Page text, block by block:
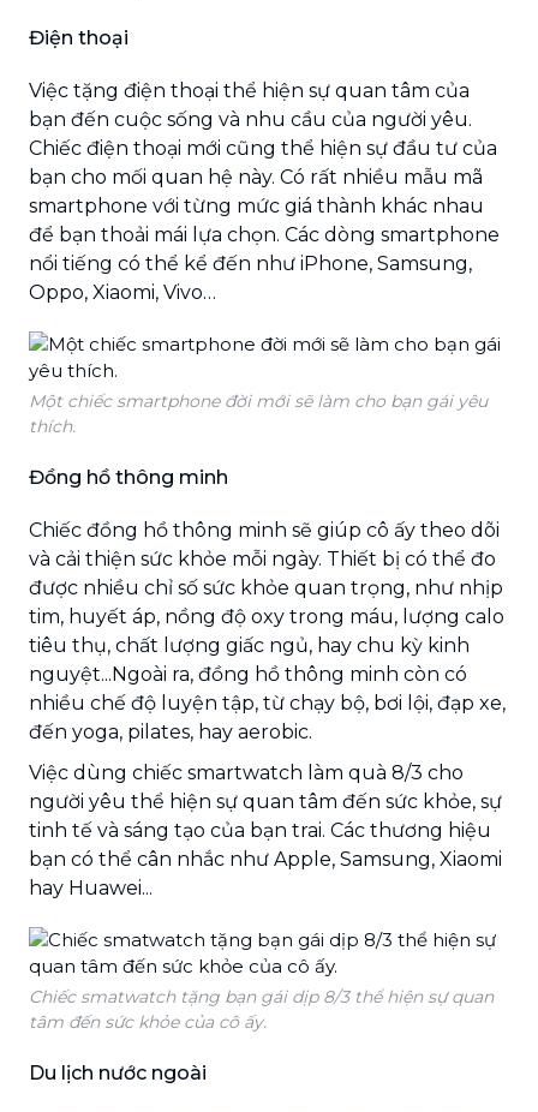
Điện thoại
Việc tặng điện thoại thể hiện sự quan tâm của
bạn đến cuộc sống và nhu cầu của người yêu.
Chiếc điện thoại mới cũng thể hiện sự đầu tư của
bạn cho mối quan hệ này. Có rất nhiều mẫu mã
smartphone với từng mức giá thành khác nhau
để bạn thoải mái lựa chọn. Các dòng smartphone
nổi tiếng có thể kể đến như iPhone, Samsung,
Oppo, Xiaomi, Vivo…
Một chiếc smartphone đời mới sẽ làm cho bạn gái yêu
thích.
Đồng hồ thông minh
Chiếc đồng hồ thông minh sẽ giúp cô ấy theo dõi
và cải thiện sức khỏe mỗi ngày. Thiết bị có thể đo
được nhiều chỉ số sức khỏe quan trọng, như nhịp
tim, huyết áp, nồng độ oxy trong máu, lượng calo
tiêu thụ, chất lượng giấc ngủ, hay chu kỳ kinh
nguyệt...Ngoài ra, đồng hồ thông minh còn có
nhiều chế độ luyện tập, từ chạy bộ, bơi lội, đạp xe,
đến yoga, pilates, hay aerobic.
Việc dùng chiếc smartwatch làm quà 8/3 cho
người yêu thể hiện sự quan tâm đến sức khỏe, sự
tinh tế và sáng tạo của bạn trai. Các thương hiệu
bạn có thể cân nhắc như Apple, Samsung, Xiaomi
hay Huawei...
Chiếc smatwatch tặng bạn gái dịp 8/3 thể hiện sự quan
tâm đến sức khỏe của cô ấy.
Du lịch nước ngoài